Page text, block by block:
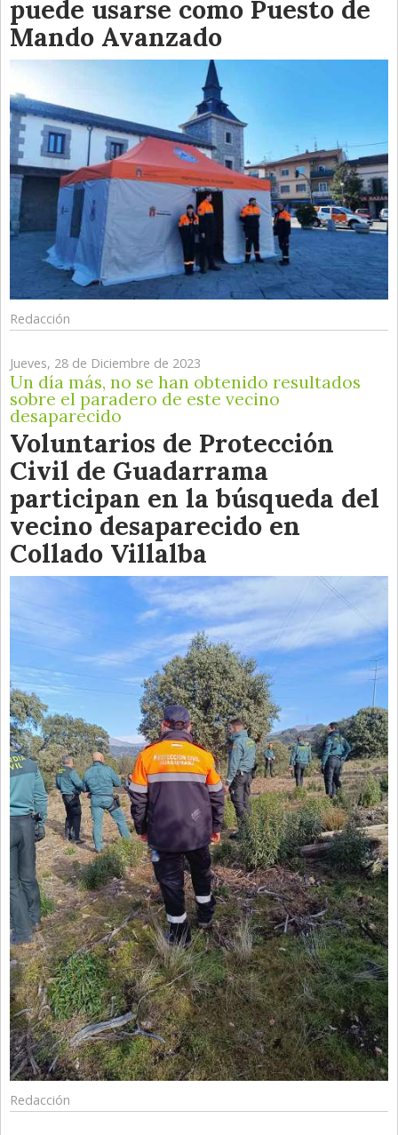
puede usarse como Puesto de
Mando Avanzado
Redacción
Jueves, 28 de Diciembre de 2023
Un día más, no se han obtenido resultados
sobre el paradero de este vecino
desaparecido
Voluntarios de Protección
Civil de Guadarrama
participan en la búsqueda del
vecino desaparecido en
Collado Villalba
Redacción